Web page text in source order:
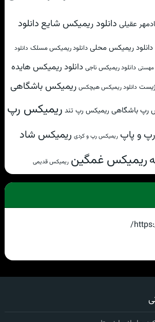
عقیلی دانلود ریمیکس شایع دانلود
دانلود ریمیکس محلی دانلود ریمیکس مسلک دانلود
مهستی دانلود ریمیکس ناجی دانلود ریمیکس هایده
دانلود ریمیکس هیچکس ریمیکس باشگاهی
رپ باشگاهی ریمیکس رپ تند ریمیکس رپ
و پاپ ریمیکس رپ و کردی ریمیکس شاد
ریمیکس غمگین ریمیکس قدیمی